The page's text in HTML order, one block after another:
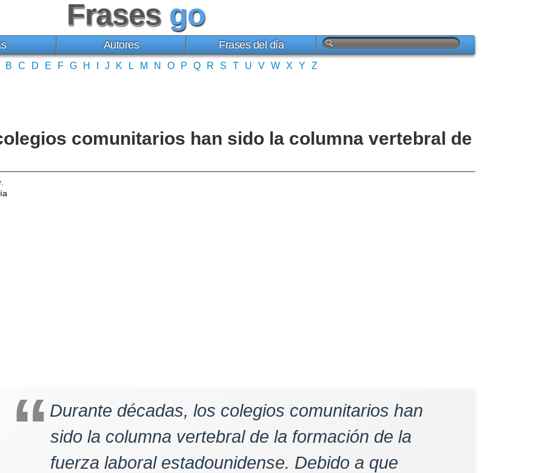
Frases go
Autores Frases del día
B C D E F G H J K L M N O P Q R S T U V W X Y Z
comunitarios han sido la columna vertebral de
Durante décadas, los colegios comunitarios han
sido la columna vertebral de la formación de la
fuerza laboral estadounidense. Debido a que